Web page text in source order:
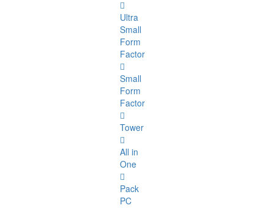
Ultra
Small
Form
Factor
Small
Form
Factor
Tower
All in
One
Pack
PC